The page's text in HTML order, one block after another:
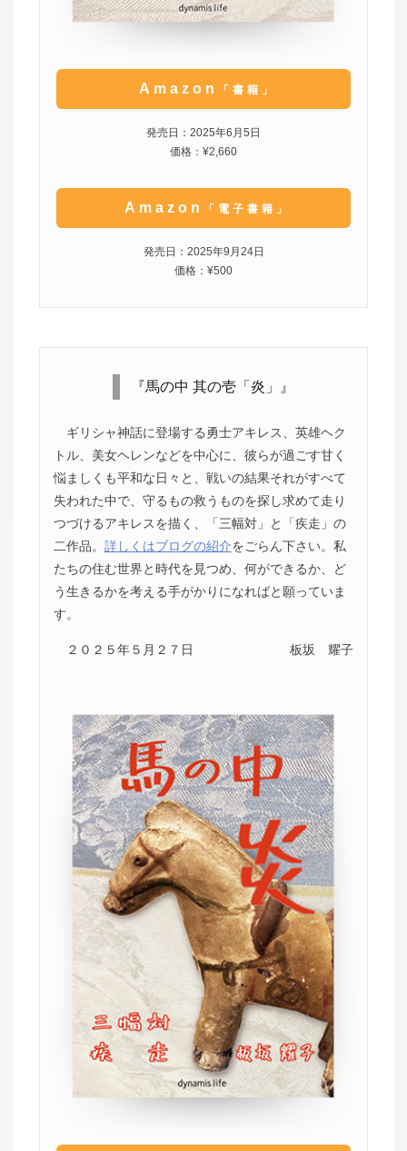
Amazon 「書籍」
発売日：2025年6月5日
価格：¥2,660
Amazon 「電子書籍」
発売日：2025年9月24日
価格：¥500
『馬の中 其の壱「炎」』
ギリシャ神話に登場する勇士アキレス、英雄ヘク
トル、美女ヘレンなどを中心に、彼らが過ごす甘く
悩ましくも平和な日々と、戦いの結果それがすべて
失われた中で、守るもの救うものを探し求めて走り
つづけるアキレスを描く、「三幅対」と「疾走」の
二作品。 詳しくはブログの紹介をごらん下さい。私
たちの住む世界と時代を見つめ、何ができるか、ど
う生きるかを考える手がかりになればと願っていま
す。
２０２５年５月２７日 板坂 耀子